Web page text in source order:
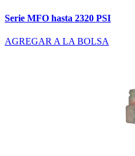
Serie MFO hasta 2320 PSI
AGREGAR A LA BOLSA